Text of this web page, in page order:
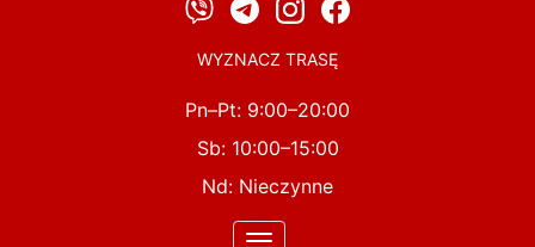
WYZNACZ TRASĘ
Pn–Pt: 9:00–20:00
Sb: 10:00–15:00
Nd: Nieczynne